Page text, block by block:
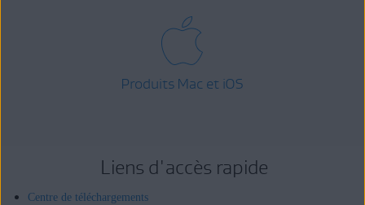
Produits Mac et iOS
Liens d'accès rapide
Centre de téléchargements